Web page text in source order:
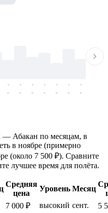
-
-
-
-
-
-
-
-
-
-
-
-
-
-
— Абакан по месяцам, в
в ноябре (примерно
(около 7 500 ₽). Сравните
лучшее время для полёта.
Средняя
цена
Уровень Месяц
7 000 ₽ высокий сент.
5